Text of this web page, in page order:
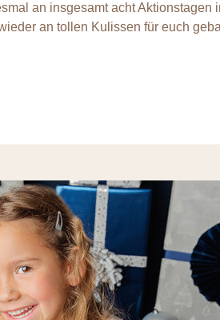
an insgesamt acht Aktionstagen
an tollen Kulissen für euch